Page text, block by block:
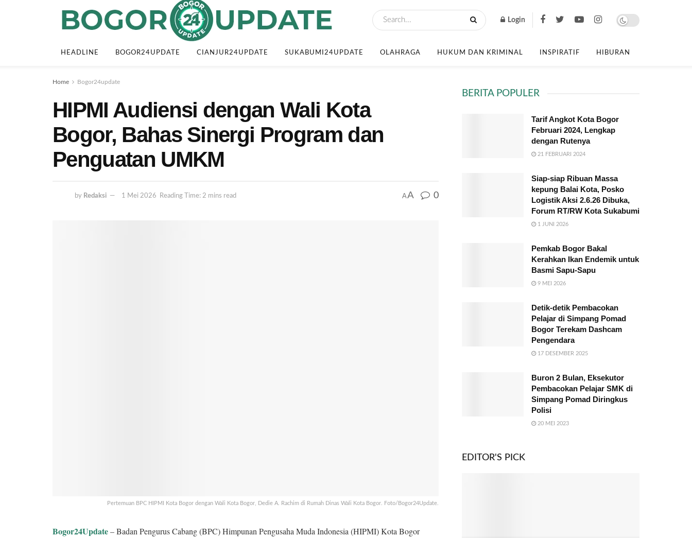
Login
HEADLINE BOGOR24UPDATE CIANJUR24UPDATE SUKABUMI24UPDATE OLAHRAGA HUKUM DAN KRIMINAL INSPIRATIF HIBURAN
Home Bogor24update
HIPMI Audiensi dengan Wali Kota
Bogor, Bahas Sinergi Program dan
Penguatan UMKM
by Redaksi 1 Mei 2026 Reading Time: 2 mins read AA 0
Pertemuan BPC HIPMI Kota Bogor dengan Wali Kota Bogor, Dedie A. Rachim di Rumah Dinas Wali Kota Bogor. Foto/Bogor24Update.
Bogor24Update– Badan Pengurus Cabang (BPC) Himpunan Pengusaha Muda Indonesia (HIPMI) Kota Bogor
BERITA POPULER
Tarif Angkot Kota Bogor
Februari 2024, Lengkap
dengan Rutenya
21 FEBRUARI 2024
Siap-siap Ribuan Massa
kepung Balai Kota, Posko
Logistik Aksi 2.6.26 Dibuka,
Forum RT/RW Kota Sukabumi
1 JUNI 2026
Pemkab Bogor Bakal
Kerahkan Ikan Endemik untuk
Basmi Sapu-Sapu
9 MEI 2026
Detik-detik Pembacokan
Pelajar di Simpang Pomad
Bogor Terekam Dashcam
Pengendara
17 DESEMBER 2025
Buron 2 Bulan, Eksekutor
Pembacokan Pelajar SMK di
Simpang Pomad Diringkus
Polisi
20 MEI 2023
EDITOR'S PICK